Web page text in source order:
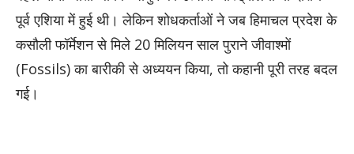
पूर्व एशिया में हुई थी। लेकिन शोधकर्ताओं ने जब हिमाचल प्रदेश के
कसौली फॉर्मेशन से मिले 20 मिलियन साल पुराने जीवाश्मों
(Fossils) का बारीकी से अध्ययन किया, तो कहानी पूरी तरह बदल
गई।